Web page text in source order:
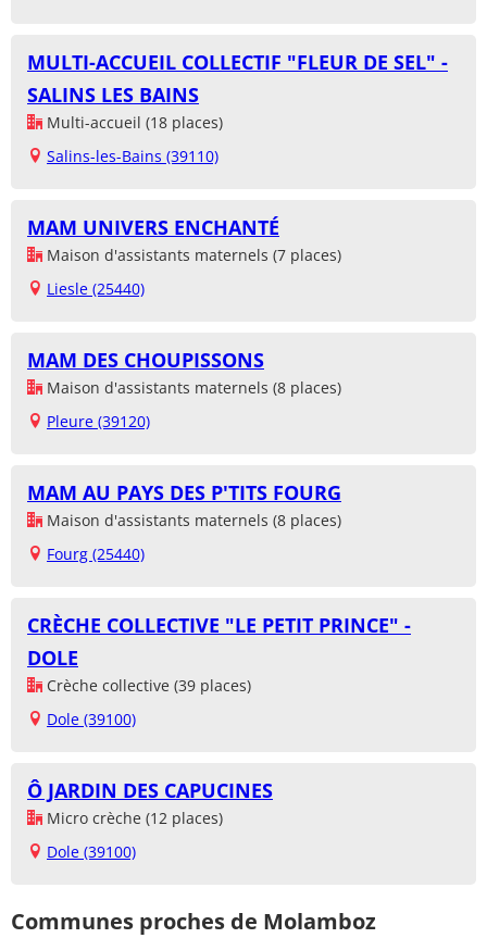
MULTI-ACCUEIL COLLECTIF "FLEUR DE SEL" -
SALINS LES BAINS
Multi-accueil (18 places)
Salins-les-Bains (39110)
MAM UNIVERS ENCHANTÉ
Maison d'assistants maternels (7 places)
Liesle (25440)
MAM DES CHOUPISSONS
Maison d'assistants maternels (8 places)
Pleure (39120)
MAM AU PAYS DES P'TITS FOURG
Maison d'assistants maternels (8 places)
Fourg (25440)
CRÈCHE COLLECTIVE "LE PETIT PRINCE" -
DOLE
Crèche collective (39 places)
Dole (39100)
Ô JARDIN DES CAPUCINES
Micro crèche (12 places)
Dole (39100)
Communes proches de Molamboz